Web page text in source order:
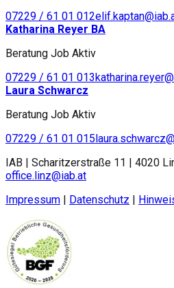
07229 / 61 01 012
Katharina Reyer BA
Beratung Job Aktiv
07229 / 61 01 013
Laura Schwarcz
Beratung Job Aktiv
07229 / 61 01 015
IAB | Scharitzerstraße 11 | 4020
office.linz@iab.at
Impressum | Datenschutz |